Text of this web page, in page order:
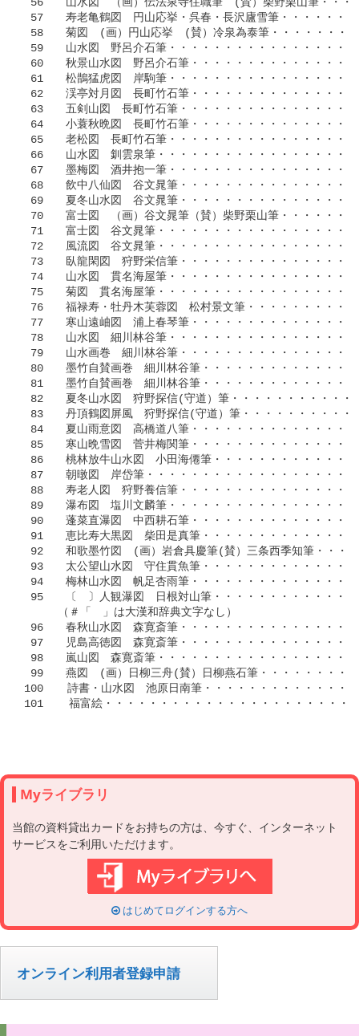
57　　寿老亀鶴図　円山応挙・呉春・長沢廬雪筆・・・・・・
58　　菊図　(画）円山応挙　(賛）冷泉為泰筆・・・・・・・
59　　山水図　野呂介石筆・・・・・・・・・・・・・・・・
60　　秋景山水図　野呂介石筆・・・・・・・・・・・・・・
61　　松鵲猛虎図　岸駒筆・・・・・・・・・・・・・・・・
62　　渓亭対月図　長町竹石筆・・・・・・・・・・・・・・
63　　五剣山図　長町竹石筆・・・・・・・・・・・・・・・
64　　小蓑秋晩図　長町竹石筆・・・・・・・・・・・・・・
65　　老松図　長町竹石筆・・・・・・・・・・・・・・・・
66　　山水図　釧雲泉筆・・・・・・・・・・・・・・・・・
67　　墨梅図　酒井抱一筆・・・・・・・・・・・・・・・・
68　　飲中八仙図　谷文晁筆・・・・・・・・・・・・・・・
69　　夏冬山水図　谷文晁筆・・・・・・・・・・・・・・・
70　　富士図　（画）谷文晁筆（賛）柴野栗山筆・・・・・・
71　　富士図　谷文晁筆・・・・・・・・・・・・・・・・・
72　　風流図　谷文晁筆・・・・・・・・・・・・・・・・・
73　　臥龍閑図　狩野栄信筆・・・・・・・・・・・・・・・
74　　山水図　貫名海屋筆・・・・・・・・・・・・・・・・
75　　菊図　貫名海屋筆・・・・・・・・・・・・・・・・・
76　　福禄寿・牡丹木芙蓉図　松村景文筆・・・・・・・・・
77　　寒山遠岫図　浦上春琴筆・・・・・・・・・・・・・・
78　　山水図　細川林谷筆・・・・・・・・・・・・・・・・
79　　山水画巻　細川林谷筆・・・・・・・・・・・・・・・
80　　墨竹自賛画巻　細川林谷筆・・・・・・・・・・・・・
81　　墨竹自賛画巻　細川林谷筆・・・・・・・・・・・・・
82　　夏冬山水図　狩野探信(守道）筆・・・・・・・・・・・
83　　丹頂鶴図屏風　狩野探信(守道）筆・・・・・・・・・・
84　　夏山雨意図　高橋道八筆・・・・・・・・・・・・・・
85　　寒山晩雪図　菅井梅関筆・・・・・・・・・・・・・・
86　　桃林放牛山水図　小田海僊筆・・・・・・・・・・・・
87　　朝暾図　岸岱筆・・・・・・・・・・・・・・・・・・
88　　寿老人図　狩野養信筆・・・・・・・・・・・・・・・
89　　瀑布図　塩川文麟筆・・・・・・・・・・・・・・・・
90　　蓬菜直瀑図　中西耕石筆・・・・・・・・・・・・・・
91　　恵比寿大黒図　柴田是真筆・・・・・・・・・・・・・
92　　和歌墨竹図　(画）岩倉具慶筆(賛）三条西季知筆・・・
93　　太公望山水図　守住貫魚筆・・・・・・・・・・・・・
94　　梅林山水図　帆足杏雨筆・・・・・・・・・・・・・・
95　　〔　〕人観瀑図　日根対山筆・・・・・・・・・・・・
（＃「　」は大漢和辞典文字なし）
96　　春秋山水図　森寛斎筆・・・・・・・・・・・・・・・
97　　児島高徳図　森寛斎筆・・・・・・・・・・・・・・・
98　　嵐山図　森寛斎筆・・・・・・・・・・・・・・・・・
99　　燕図　(画）日柳三舟(賛）日柳燕石筆・・・・・・・・
100　  詩書・山水図　池原日南筆・・・・・・・・・・・・・
101    福富絵・・・・・・・・・・・・・・・・・・・・・・
Myライブラリ
当館の資料貸出カードをお持ちの方は、今すぐ、インターネット
サービスをご利用いただけます。
はじめてログインする方へ
オンライン利用者登録申請